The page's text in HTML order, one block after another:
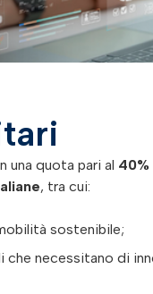
una quota pari al
, tra cui:
sostenibile;
necessitano di